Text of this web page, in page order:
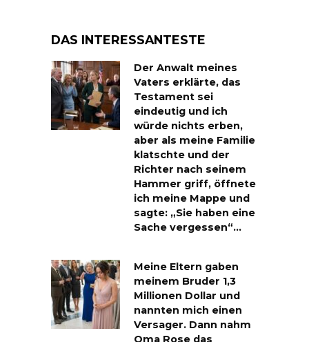
DAS INTERESSANTESTE
Der Anwalt meines
Vaters erklärte, das
Testament sei
eindeutig und ich
würde nichts erben,
aber als meine Familie
klatschte und der
Richter nach seinem
Hammer griff, öffnete
ich meine Mappe und
sagte: „Sie haben eine
Sache vergessen“…
Meine Eltern gaben
meinem Bruder 1,3
Millionen Dollar und
nannten mich einen
Versager. Dann nahm
Oma Rose das